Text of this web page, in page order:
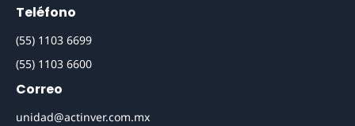
Teléfono
(55) 1103 6699
(55) 1103 6600
Correo
unidad@actinver.com.mx